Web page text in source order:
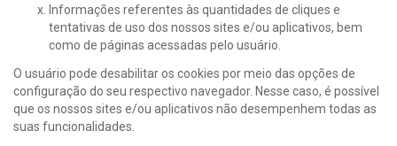
Informações referentes às quantidades de cliques e
tentativas de uso dos nossos sites e/ou aplicativos, bem
como de páginas acessadas pelo usuário.
O usuário pode desabilitar os cookies por meio das opções de
configuração do seu respectivo navegador. Nesse caso, é possível
que os nossos sites e/ou aplicativos não desempenhem todas as
suas funcionalidades.